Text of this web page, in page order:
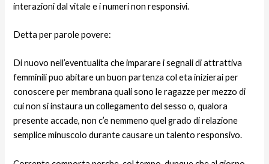
interazioni dal vitale e i numeri non responsivi.
Detta per parole povere:
Di nuovo nell’eventualita che imparare i segnali di attrattiva
femminili puo abitare un buon partenza col eta inizierai per
conoscere per membrana quali sono le ragazze per mezzo di
cui non si instaura un collegamento del sesso o, qualora
presente accade, non c’e nemmeno quel grado di relazione
semplice minuscolo durante causare un talento responsivo.